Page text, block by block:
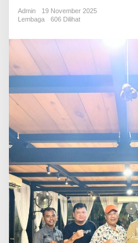
Admin
19 November 2025
Lembaga
606 Dilihat